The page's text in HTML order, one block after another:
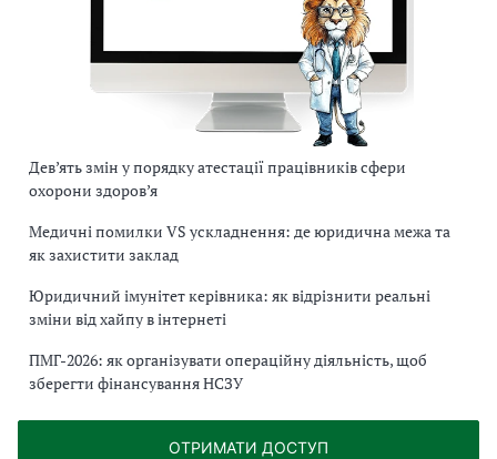
Дев’ять змін у порядку атестації працівників сфери
охорони здоров’я
Медичні помилки VS ускладнення: де юридична межа та
як захистити заклад
Юридичний імунітет керівника: як відрізнити реальні
зміни від хайпу в інтернеті
ПМГ-2026: як організувати операційну діяльність, щоб
зберегти фінансування НСЗУ
ОТРИМАТИ ДОСТУП